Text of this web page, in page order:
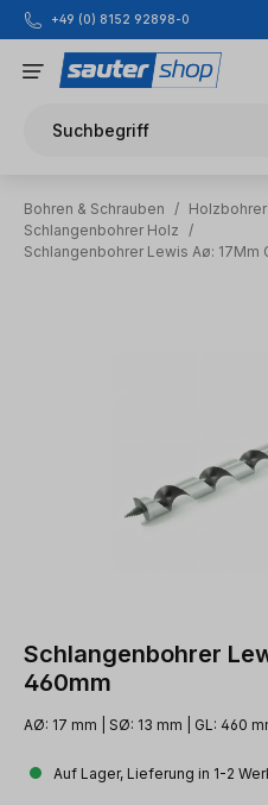
Zum Hauptinhalt springen
+49 (0) 8152 92898-0
Suchbegriff
Bohren & Schrauben / Holzbohrer
Schlangenbohrer Holz
/
Schlangenbohrer Lewis Aø: 17Mm
Schlangenbohrer
460mm
AØ: 17 mm | SØ: 13 mm | GL: 460
Auf Lager, Lieferung in 1-2